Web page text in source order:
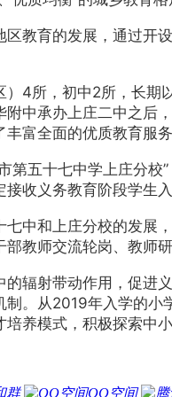
教育的发展，通过开
）4所，初中2所，长
中承办上庄二中之后
富全面的优质教育服
第五十七中学上庄分
收义务教育阶段学生
中和上庄分校的发展
教师交流轮岗、教师
辐射带动作用，促进
。从2019年入学的
养模式，积极探索中
群 QQ空间